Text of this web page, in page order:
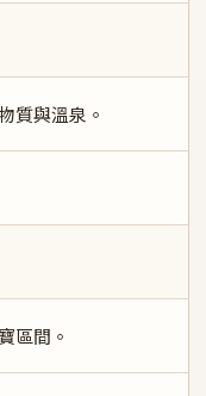
質與溫泉。
區間。